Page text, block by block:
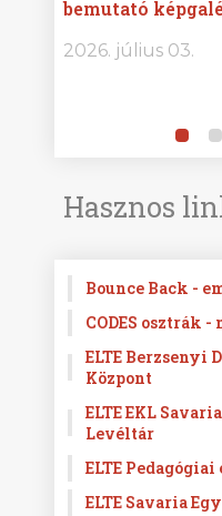
bemutató
2026. július 03.
Hasznos
Bounce Back -
CODES osztrák
ELTE Berzsenyi
Központ
ELTE EKL
Levéltár
ELTE
ELTE Savaria